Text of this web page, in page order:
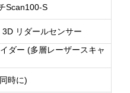
Scan100-S
3D リダールセンサー
ダー (多層レーザースキャ
時に)